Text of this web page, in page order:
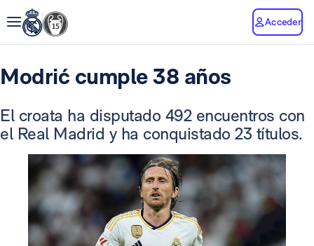
Acceder
Modrić cumple 38 años
El croata ha disputado 492 encuentros con
el Real Madrid y ha conquistado 23 títulos.